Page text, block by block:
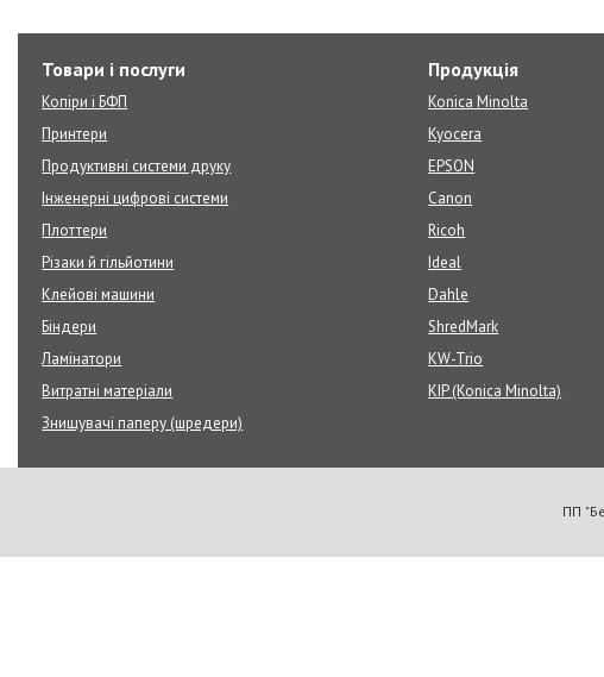
Товари і послуги
Копіри і БФП
Принтери
Продуктивні системи друку
Інженерні цифрові системи
Плоттери
Різаки й гільйотини
Клейові машини
Біндери
Ламінатори
Витратні матеріали
Знищувачі паперу (шредери)
Продукція
Konica Minolta
Kyocera
EPSON
Canon
Ricoh
Ideal
Dahle
ShredMark
KW-Trio
KIP (Konica Minolta)